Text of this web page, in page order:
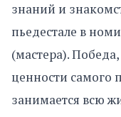
знаний и
пьедестале в
(мастера).
ценности самого
занимается всю